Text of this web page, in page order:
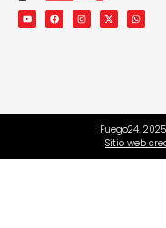
Fuego24.
Sitio web